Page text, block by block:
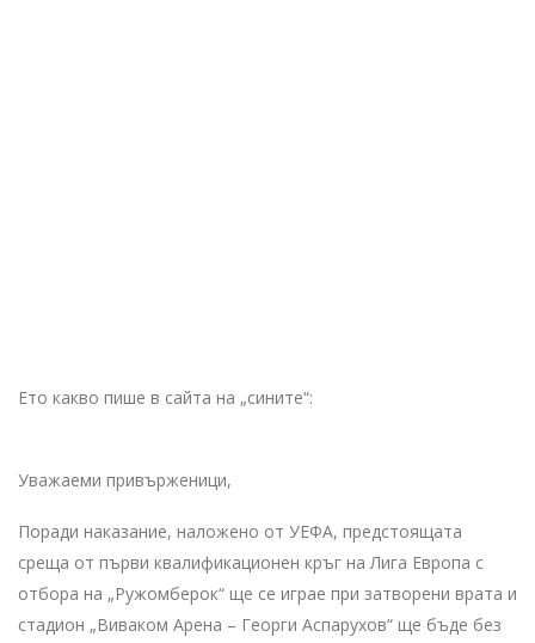
Ето какво пише в сайта на „сините“:
Уважаеми привърженици,
Поради наказание, наложено от УЕФА, предстоящата
среща от първи квалификационен кръг на Лига Европа с
отбора на „Ружомберок“ ще се играе при затворени врата и
стадион „Виваком Арена – Георги Аспарухов“ ще бъде без